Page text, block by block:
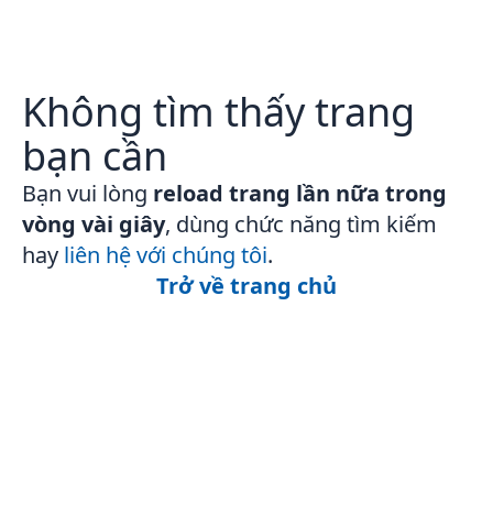
Không tìm thấy trang
bạn cần
Bạn vui lòng reload trang lần nữa trong
vòng vài giây, dùng chức năng tìm kiếm
hay liên hệ với chúng tôi.
Trở về trang chủ